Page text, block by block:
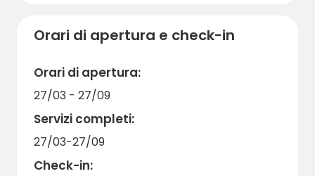
assicurando che i vostri compagni a quattro
zampe possano unirsi all'avventura del
connessione Wi-Fi, consentendovi di
rimanere in contatto con i vostri cari e di
condividere le vostre esperienze
memorabili. Preparatevi a un'esperienza
indimenticabile al Morsø Camping e
prenotate il vostro soggiorno oggi stesso!
Orari di apertura e check-in
Orari di apertura:
27/03 - 27/09
Servizi completi:
27/03-27/09
Check-in: